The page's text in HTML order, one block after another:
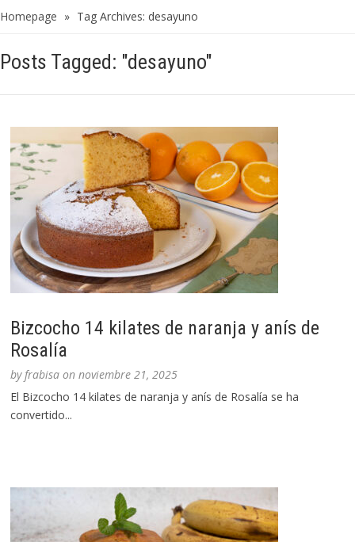
Homepage » Tag Archives: desayuno
Posts Tagged: "desayuno"
Bizcocho 14 kilates de naranja y anís de
Rosalía
byfrabisa onnoviembre 21, 2025
El Bizcocho 14 kilates de naranja y anís de Rosalía se ha
convertido...